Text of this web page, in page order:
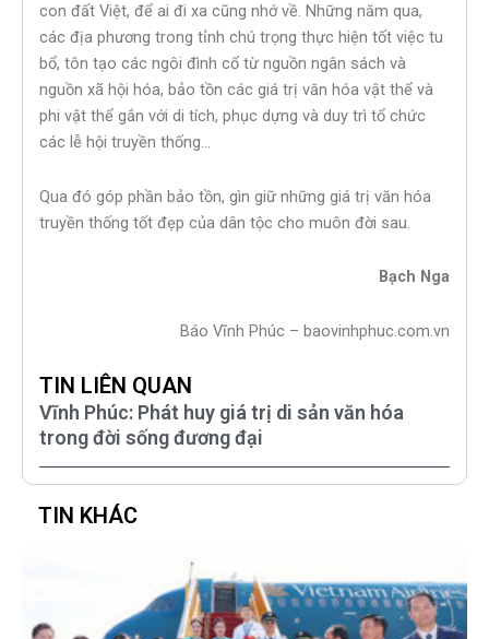
con đất Việt, để ai đi xa cũng nhớ về. Những năm qua,
các địa phương trong tỉnh chú trọng thực hiện tốt việc tu
bổ, tôn tạo các ngôi đình cổ từ nguồn ngân sách và
nguồn xã hội hóa, bảo tồn các giá trị văn hóa vật thể và
phi vật thể gắn với di tích, phục dựng và duy trì tổ chức
các lễ hội truyền thống…
Qua đó góp phần bảo tồn, gìn giữ những giá trị văn hóa
truyền thống tốt đẹp của dân tộc cho muôn đời sau.
Bạch Nga
Báo Vĩnh Phúc – baovinhphuc.com.vn
TIN LIÊN QUAN
Vĩnh Phúc: Phát huy giá trị di sản văn hóa
trong đời sống đương đại
TIN KHÁC